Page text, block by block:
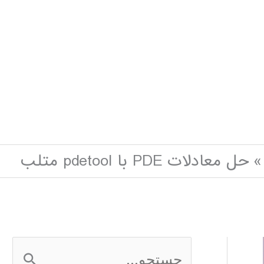
حل معادلات PDE با pdetool متلب